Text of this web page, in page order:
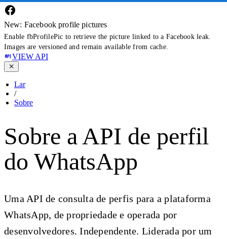
New: Facebook profile pictures
Enable fbProfilePic to retrieve the picture linked to a Facebook leak.
Images are versioned and remain available from cache.
VIEW API
Lar
/
Sobre
Sobre a API de perfil
do WhatsApp
Uma API de consulta de perfis para a plataforma
WhatsApp, de propriedade e operada por
desenvolvedores. Independente. Liderada por um